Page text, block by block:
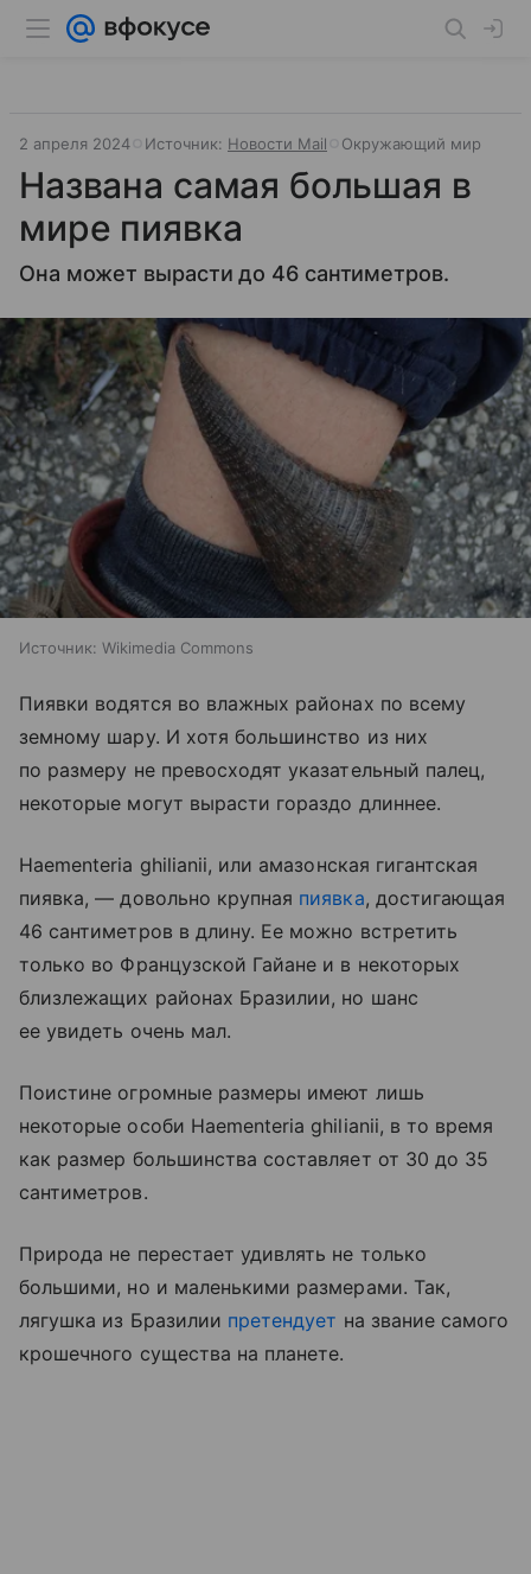
2 апреля 2024 Источник: Новости Mail Окружающий мир
Названа самая большая в
мире пиявка
Она может вырасти до 46 сантиметров.
Источник: Wikimedia Commons
Пиявки водятся во влажных районах по всему
земному шару. И хотя большинство из них
по размеру не превосходят указательный палец,
некоторые могут вырасти гораздо длиннее.
Haementeria ghilianii, или амазонская гигантская
пиявка, — довольно крупная пиявка, достигающая
46 сантиметров в длину. Ее можно встретить
только во Французской Гайане и в некоторых
близлежащих районах Бразилии, но шанс
ее увидеть очень мал.
Поистине огромные размеры имеют лишь
некоторые особи Haementeria ghilianii, в то время
как размер большинства составляет от 30 до 35
сантиметров.
Природа не перестает удивлять не только
большими, но и маленькими размерами. Так,
лягушка из Бразилии претендует на звание самого
крошечного существа на планете.